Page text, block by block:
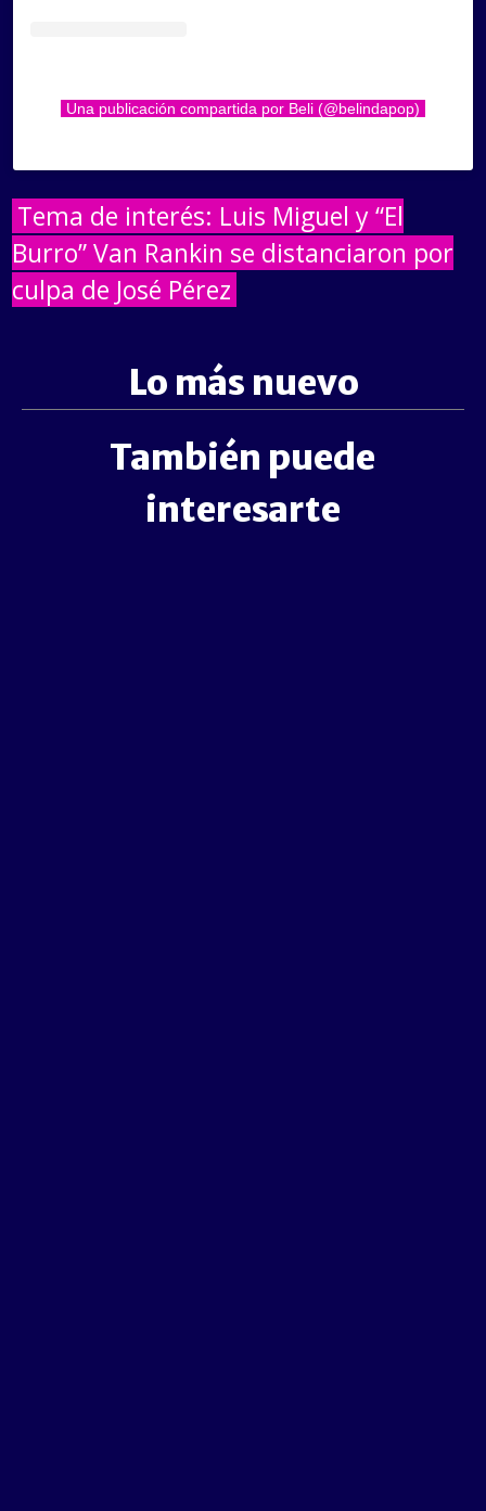
Una publicación compartida por Beli (@belindapop)
Tema de interés: Luis Miguel y “El
Burro” Van Rankin se distanciaron por
culpa de José Pérez
Lo más nuevo
También puede
interesarte